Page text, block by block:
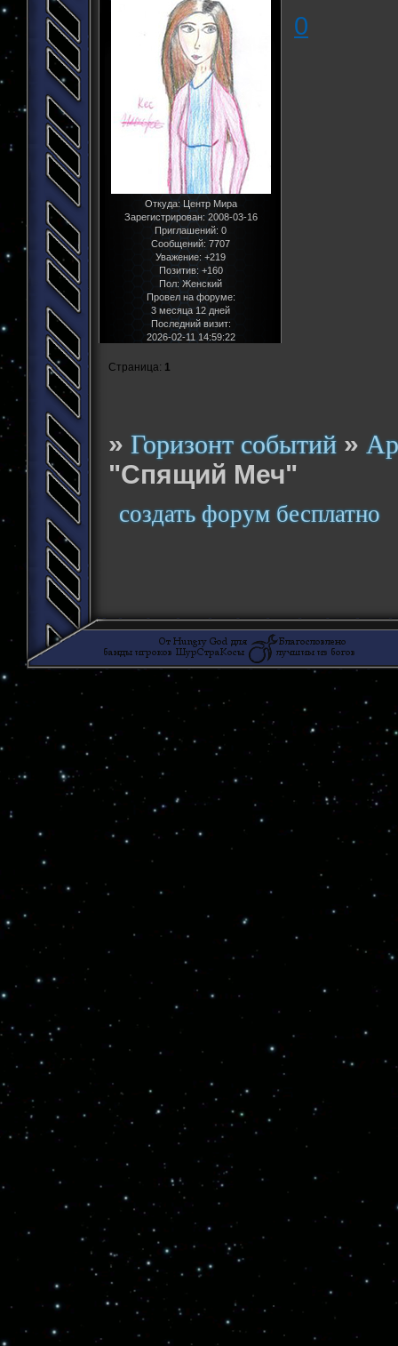
Откуда:Центр Мира
Зарегистрирован: 2008-03-16
Приглашений: 0
Сообщений: 7707
Уважение: +219
Позитив: +160
Пол:Женский
Провел на форуме:
3 месяца 12 дней
Последний визит:
2026-02-11 14:59:22
0
Страница: 1
»Горизонт событий »
"Спящий Меч"
создать форум бесплатно